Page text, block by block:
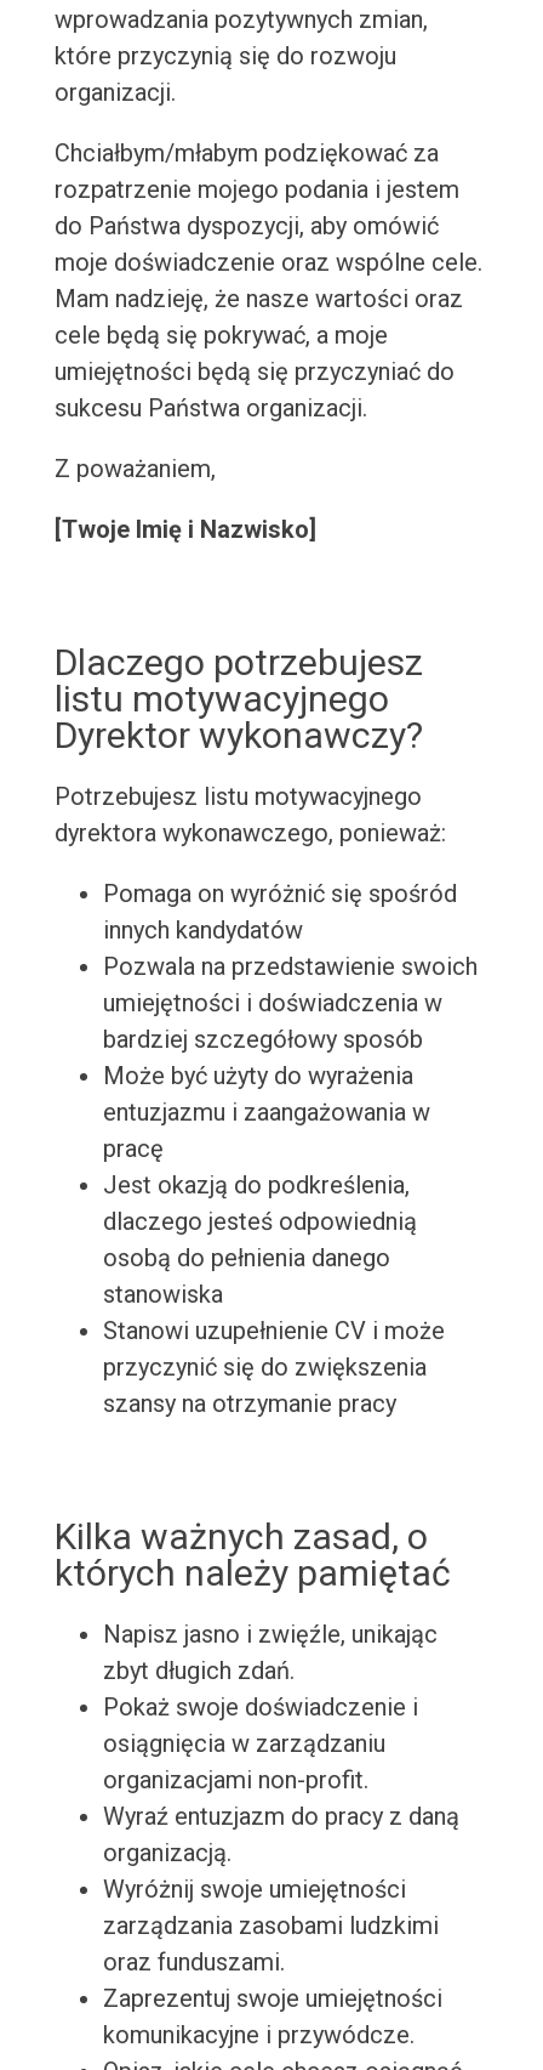
wprowadzania pozytywnych zmian,
które przyczynią się do rozwoju
organizacji.
Chciałbym/młabym podziękować za
rozpatrzenie mojego podania i jestem
do Państwa dyspozycji, aby omówić
moje doświadczenie oraz wspólne cele.
Mam nadzieję, że nasze wartości oraz
cele będą się pokrywać, a moje
umiejętności będą się przyczyniać do
sukcesu Państwa organizacji.
Z poważaniem,
[Twoje Imię i Nazwisko]
Dlaczego potrzebujesz
listu motywacyjnego
Dyrektor wykonawczy?
Potrzebujesz listu motywacyjnego
dyrektora wykonawczego, ponieważ:
Pomaga on wyróżnić się spośród
innych kandydatów
Pozwala na przedstawienie swoich
umiejętności i doświadczenia w
bardziej szczegółowy sposób
Może być użyty do wyrażenia
entuzjazmu i zaangażowania w
pracę
Jest okazją do podkreślenia,
dlaczego jesteś odpowiednią
osobą do pełnienia danego
stanowiska
Stanowi uzupełnienie CV i może
przyczynić się do zwiększenia
szansy na otrzymanie pracy
Kilka ważnych zasad, o
których należy pamiętać
Napisz jasno i zwięźle, unikając
zbyt długich zdań.
Pokaż swoje doświadczenie i
osiągnięcia w zarządzaniu
organizacjami non-profit.
Wyraź entuzjazm do pracy z daną
organizacją.
Wyróżnij swoje umiejętności
zarządzania zasobami ludzkimi
oraz funduszami.
Zaprezentuj swoje umiejętności
komunikacyjne i przywódcze.